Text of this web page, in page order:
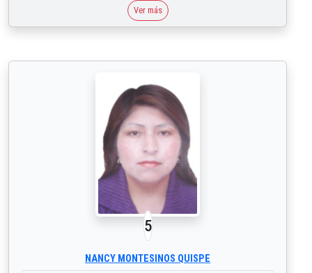
Ver más
5
NANCY MONTESINOS QUISPE